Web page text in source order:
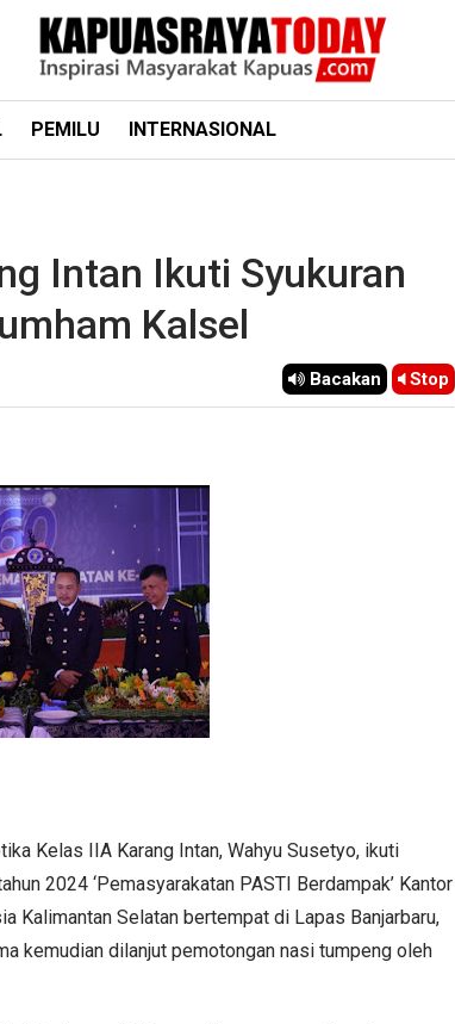
PEMILU INTERNASIONAL
Intan Ikuti Syukuran
Kalsel
Bacakan Stop
Kelas IIA Karang Intan, Wahyu Susetyo, ikuti
2024 ‘Pemasyarakatan PASTI Berdampak’ Kantor
Kalimantan Selatan bertempat di Lapas Banjarbaru,
kemudian dilanjut pemotongan nasi tumpeng oleh